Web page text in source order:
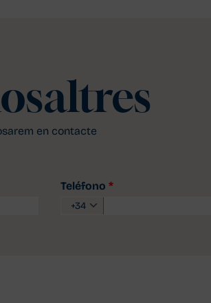
en contacte
Teléfono*
+34